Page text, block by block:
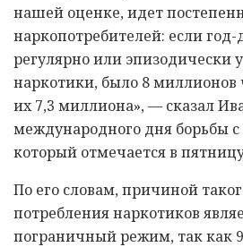
нашей оценке, идет
наркопотребителей: если год-
регулярно или эпизодически
наркотики, было 8 миллионов
их 7,3 миллиона», — сказал
международного дня борьбы
который отмечается в
По его словам, причиной
потребления наркотиков
пограничный режим, так как